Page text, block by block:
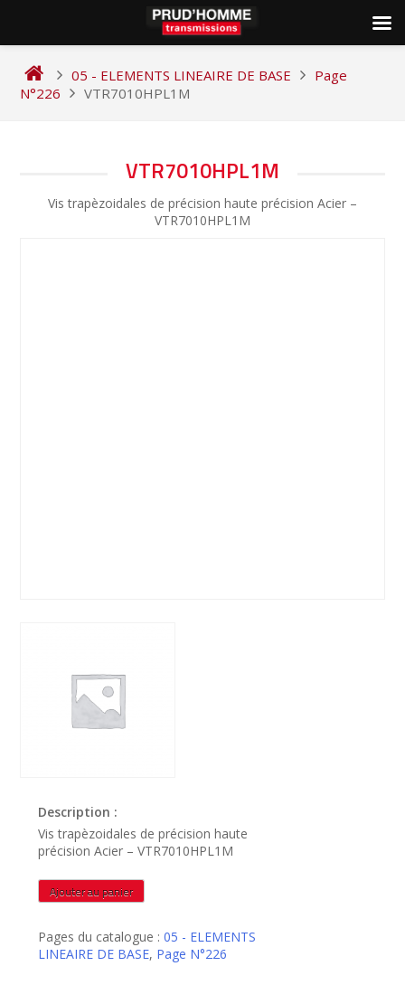
content
05 - ELEMENTS LINEAIRE DE BASE
Page
N°226
VTR7010HPL1M
VTR7010HPL1M
Vis trapèzoidales de précision haute précision Acier –
VTR7010HPL1M
Description :
Vis trapèzoidales de précision haute
précision Acier – VTR7010HPL1M
quantité
de
Ajouter au panier
Pages du catalogue :05 - ELEMENTS
LINEAIRE DE BASE, Page N°226